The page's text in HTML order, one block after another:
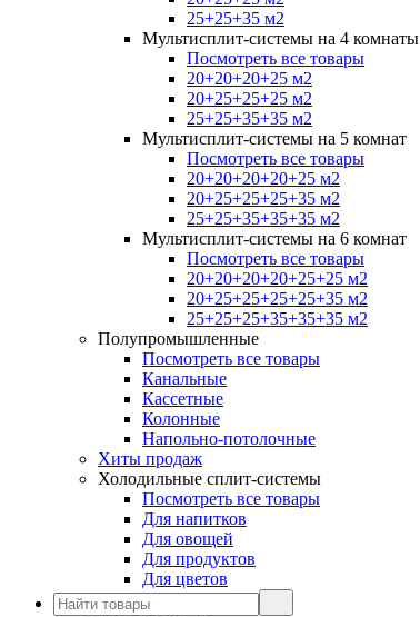
25+25+35 м2
Мультисплит-системы на 4 комнаты
Посмотреть все товары
20+20+20+25 м2
20+25+25+25 м2
25+25+35+35 м2
Мультисплит-системы на 5 комнат
Посмотреть все товары
20+20+20+20+25 м2
20+25+25+25+35 м2
25+25+35+35+35 м2
Мультисплит-системы на 6 комнат
Посмотреть все товары
20+20+20+20+25+25 м2
20+25+25+25+25+35 м2
25+25+25+35+35+35 м2
Полупромышленные
Посмотреть все товары
Канальные
Кассетные
Колонные
Напольно-потолочные
Хиты продаж
Холодильные сплит-системы
Посмотреть все товары
Для напитков
Для овощей
Для продуктов
Для цветов